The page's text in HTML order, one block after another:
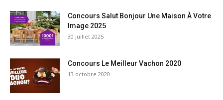
Concours Salut Bonjour Une Maison À Votre
Image 2025
30 juillet 2025
Concours Le Meilleur Vachon 2020
13 octobre 2020